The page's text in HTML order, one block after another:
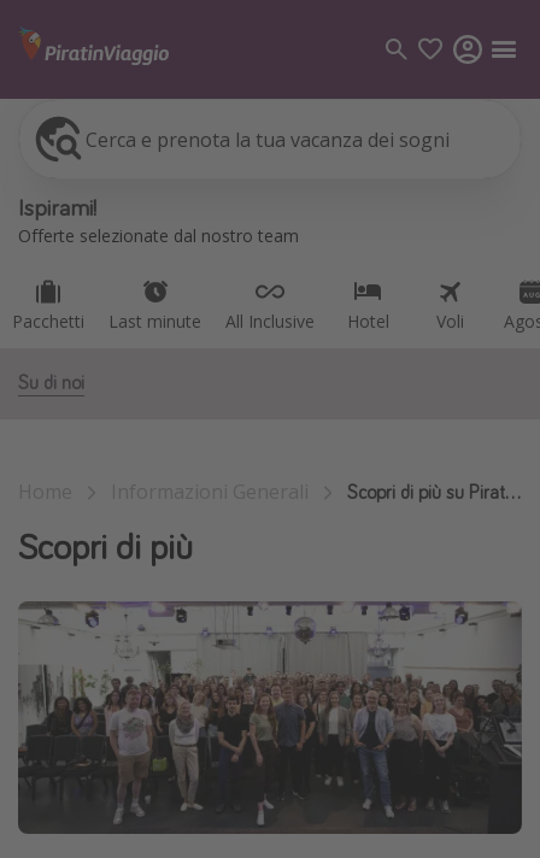
Cerca e prenota la tua vacanza dei sogni
Ispirami!
Offerte selezionate dal nostro team
Pacchetti Last minute All Inclusive Hotel Voli
Pacchetti
Voli
Vacanze
Albania
Grecia
Baleari
Tunisia
Malta
Canarie
Capo Verde
Su di noi
Scopri di più su PiratinViaggio
Scopri di più